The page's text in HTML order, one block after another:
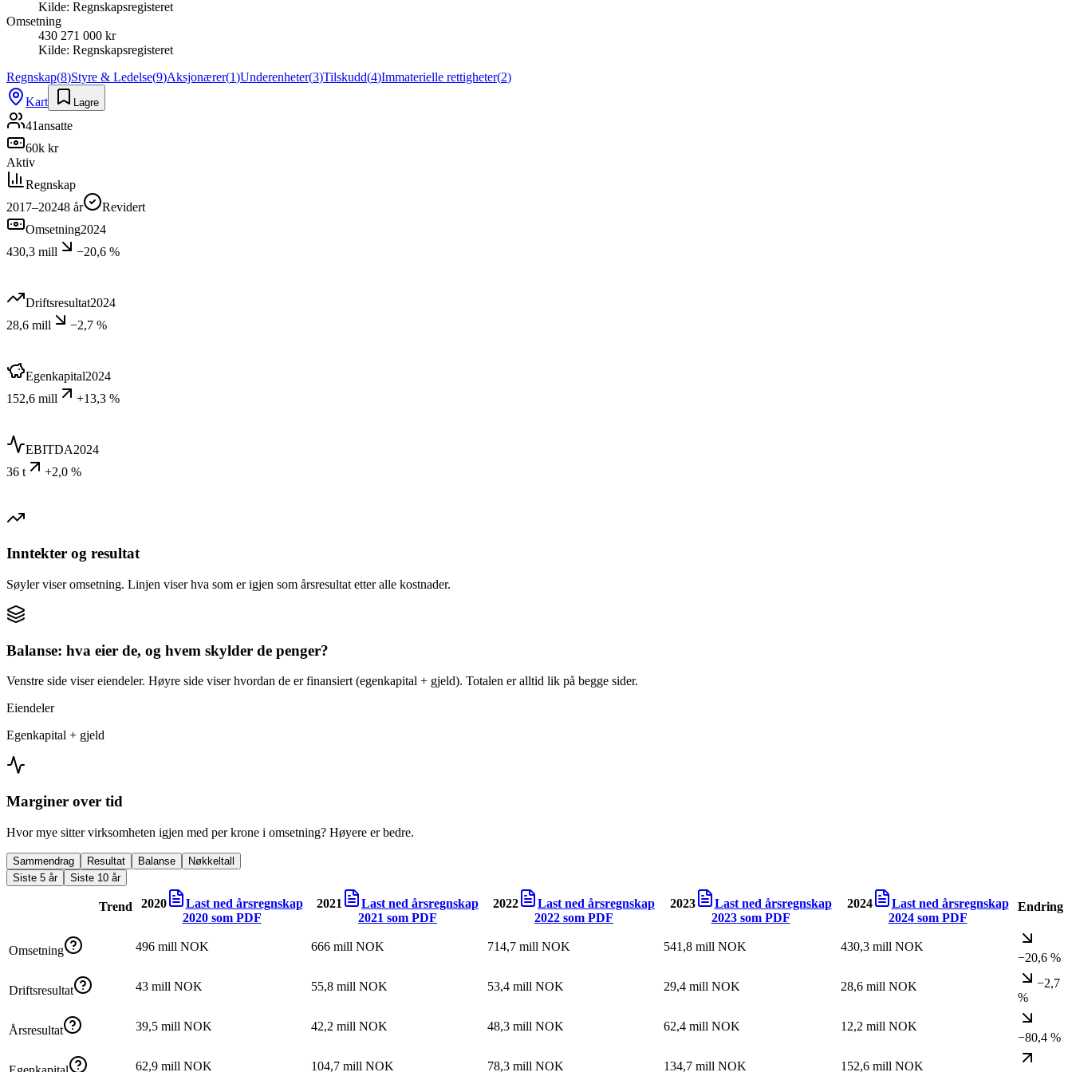
Kilde: Regnskapsregisteret
Omsetning
430 271 000 kr
Kilde: Regnskapsregisteret
Regnskap(8)Styre & Ledelse(9)Aksjonærer(1)Underenheter(3)Tilskudd(4)Immaterielle rettigheter(2)
Kart
Lagre
41ansatte
60k kr
Aktiv
Regnskap
2017–20248 år
Revidert
Omsetning2024
430,3 mill
−20,6 %
Driftsresultat2024
28,6 mill
−2,7 %
Egenkapital2024
152,6 mill
+13,3 %
EBITDA2024
36 t
+2,0 %
Inntekter og resultat
Søyler viser omsetning. Linjen viser hva som er igjen som årsresultat etter alle kostnader.
Balanse: hva eier de, og hvem skylder de penger?
Venstre side viser eiendeler. Høyre side viser hvordan de er finansiert (egenkapital + gjeld). Totalen er alltid lik på begge sider.
Eiendeler
Egenkapital + gjeld
Marginer over tid
Hvor mye sitter virksomheten igjen med per krone i omsetning? Høyere er bedre.
Sammendrag Resultat Balanse
Nøkkeltall
Siste 5 år
Siste 10 år
Trend 2020
Last ned årsregnskap
2020som PDF
2021
Last ned årsregnskap
2021 som PDF
2022
Last ned årsregnskap
2022 som PDF
2023
Last ned årsregnskap
2023som PDF
2024
Last ned årsregnskap
2024som PDF
Endring
Omsetning 496 mill NOK 666 mill NOK 714,7 mill NOK 541,8 mill NOK
430,3 mill NOK
−20,6 %
Driftsresultat 43 mill NOK 55,8 mill NOK 53,4 mill NOK 29,4 mill NOK 28,6 mill NOK
−2,7
%
Årsresultat 39,5 mill NOK 42,2 mill NOK 48,3 mill NOK 62,4 mill NOK
12,2 mill NOK
−80,4 %
62,9 mill NOK 104,7 mill NOK 78,3 mill NOK 134,7 mill NOK
152,6 mill NOK